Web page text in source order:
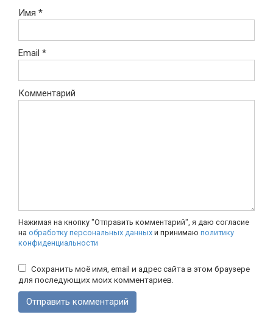
Имя *
Email *
Комментарий
Нажимая на кнопку "Отправить комментарий", я даю согласие
на обработку персональных данных и принимаю политику
конфиденциальности
Сохранить моё имя, email и адрес сайта в этом браузере
для последующих моих комментариев.